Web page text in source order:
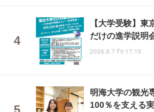
【大学受験】
だけの進学説明
2026.8.7 Fri 17:15
明海大学の観光
100％を支える